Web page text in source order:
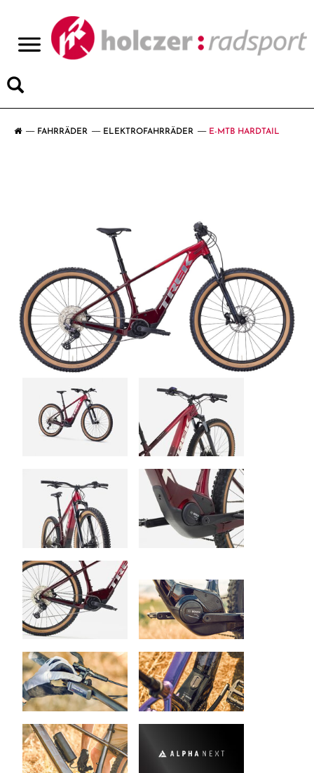
FAHRRÄDER ELEKTROFAHRRÄDER E-MTB HARDTAIL